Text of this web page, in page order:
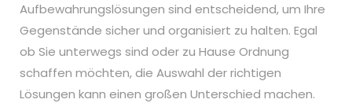
Aufbewahrungslösungen sind entscheidend, um Ihre
Gegenstände sicher und organisiert zu halten. Egal
ob Sie unterwegs sind oder zu Hause Ordnung
schaffen möchten, die Auswahl der richtigen
Lösungen kann einen großen Unterschied machen.